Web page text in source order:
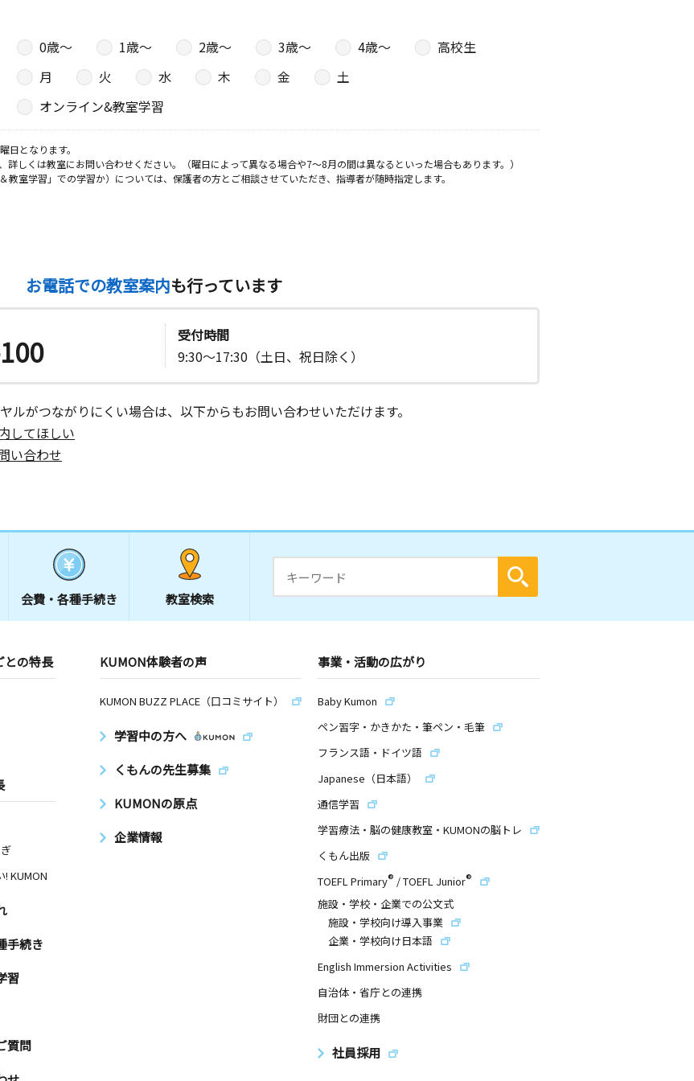
0歳〜 1歳〜 2歳〜 3歳〜 4歳〜
高校生
月 火 水 木 金
土
オンライン&教室学習
となります。
しくは教室にお問い合わせください。（曜日によって異なる場合や7～8月の間は異なるといった場合もあります。）
室学習」での学習か）については、保護者の方とご相談させていただき、指導者が随時指定します。
お電話での教室案内も行っています
受付時間
9:30～17:30（土日、祝日除く）
ルがつながりにくい場合は、以下からもお問い合わせいただけます。
してほしい
い合わせ
会費・ 各種手続き 教室検索
との特長
! KUMON
手続き
習
質問
KUMON体験者の声
KUMON BUZZ PLACE（口コミサイト）
学習中の方へ
くもんの先生募集
KUMONの原点
企業情報
事業・活動の広がり
Baby Kumon
ペン習字・かきかた・筆ペン・毛筆
フランス語・ドイツ語
Japanese（日本語）
通信学習
学習療法・脳の健康教室・KUMONの脳トレ
くもん出版
TOEFL Primary® /TOEFL Junior®
施設・学校・企業での公文式
施設・学校向け導入事業
企業・学校向け日本語
English Immersion Activities
自治体・省庁との連携
財団との連携
社員採用